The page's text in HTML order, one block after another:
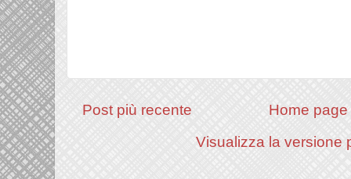
Post più recente
Home page
Visualizza la versione